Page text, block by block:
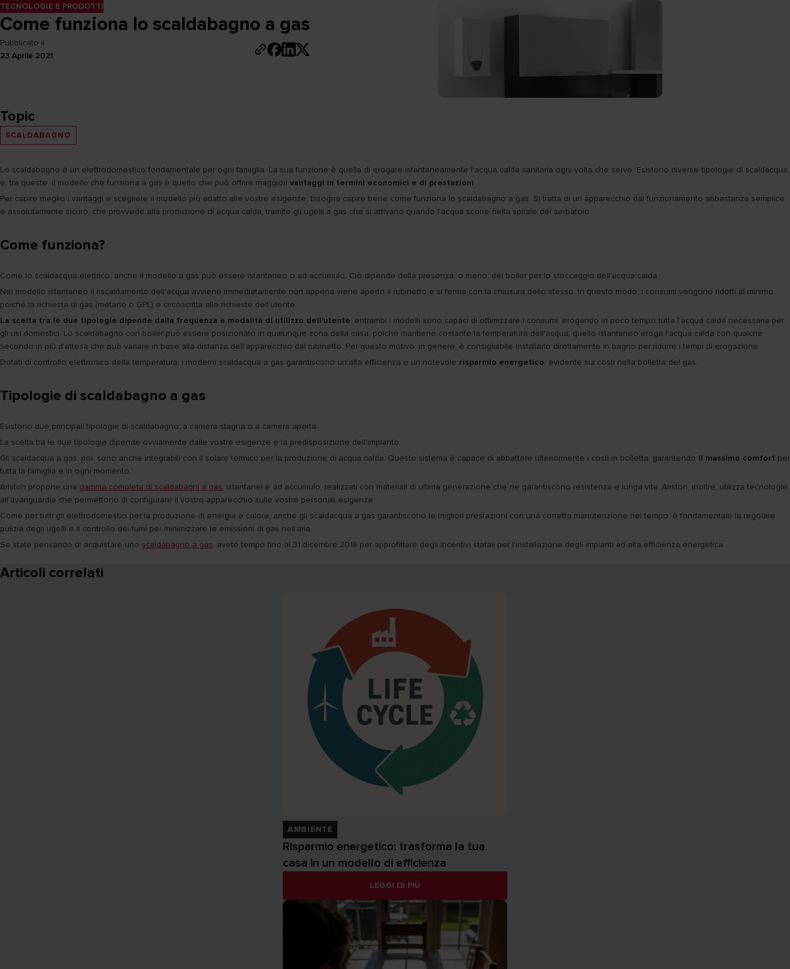
TECNOLOGIE E PRODOTTI
Come funziona lo scaldabagno a gas
Pubblicato il
23 Aprile 2021
Topic
SCALDABAGNO
Lo scaldabagno è un elettrodomestico fondamentale per ogni famiglia. La sua funzione è quella di erogare istantaneamente l'acqua calda sanitaria ogni volta che serve. Esistono diverse tipologie di scaldacqua
e, tra queste, il modello che funziona a gas è quello che può offrire maggiori vantaggi in termini economici e di prestazioni.
Per capire meglio i vantaggi e scegliere il modello più adatto alle vostre esigenze, bisogna capire bene come funziona lo scaldabagno a gas. Si tratta di un apparecchio dal funzionamento abbastanza semplice
e assolutamente sicuro, che provvede alla produzione di acqua calda, tramite gli ugelli a gas che si attivano quando l'acqua scorre nella spirale del serbatoio.
Come funziona?
Come lo scaldacqua elettrico, anche il modello a gas può essere istantaneo o ad accumulo. Ciò dipende della presenza, o meno, del boiler per lo stoccaggio dell'acqua calda.
Nel modello istantaneo il riscaldamento dell'acqua avviene immediatamente non appena viene aperto il rubinetto e si ferma con la chiusura dello stesso. In questo modo, i consumi vengono ridotti al minimo,
poiché la richiesta di gas (metano o GPL) è circoscritta alle richieste dell'utente.
La scelta tra le due tipologie dipende dalla frequenza e modalità di utilizzo dell'utente: entrambi i modelli sono capaci di ottimizzare i consumi, erogando in poco tempo tutta l'acqua calda necessaria per
gli usi domestici. Lo scaldabagno con boiler può essere posizionato in qualunque zona della casa, poiché mantiene costante la temperatura dell'acqua; quello istantaneo eroga l'acqua calda con qualche
secondo in più d'attesa che può variare in base alla distanza dell'apparecchio dal rubinetto. Per questo motivo, in genere, è consigliabile installarlo direttamente in bagno per ridurre i tempi di erogazione.
Dotati di controllo elettronico della temperatura, i moderni scaldacqua a gas garantiscono un'alta efficienza e un notevole risparmio energetico, evidente sui costi nella bolletta del gas.
Tipologie di scaldabagno a gas
Esistono due principali tipologie di scaldabagno: a camera stagna o a camera aperta.
La scelta tra le due tipologie dipende ovviamente dalle vostre esigenze e la predisposizione dell'impianto.
Gli scaldacqua a gas, poi, sono anche integrabili con il solare termico per la produzione di acqua calda. Questo sistema è capace di abbattere ulteriormente i costi in bolletta, garantendo il massimo comfort per
tutta la famiglia e in ogni momento.
Ariston propone una gamma completa di scaldabagni a gas, istantanei e ad accumulo, realizzati con materiali di ultima generazione che ne garantiscono resistenza e lunga vita. Ariston, inoltre, utilizza tecnologie
all'avanguardia che permettono di configurare il vostro apparecchio sulle vostre personali esigenze.
Come per tutti gli elettrodomestici per la produzione di energia e calore, anche gli scaldacqua a gas garantiscono le migliori prestazioni con una corretta manutenzione nel tempo: è fondamentale la regolare
pulizia degli ugelli e il controllo dei fumi per minimizzare le emissioni di gas nell'aria.
Se state pensando di acquistare uno scaldabagno a gas, avete tempo fino al 31 dicembre 2018 per approfittare degli incentivi statali per l'installazione degli impianti ad alta efficienza energetica.
Articoli correlati
AMBIENTE
Risparmio energetico: trasforma la tua
casa in un modello di efficienza
LEGGI DI PIÙ